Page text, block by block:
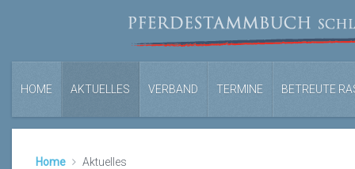
HOME AKTUELLES VERBAND TERMINE BETREUTE
Home Aktuelles